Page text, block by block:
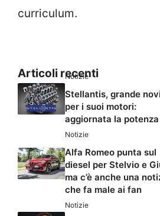
curriculum.
Articoli recenti
Notizie
Stellantis, grande
per i suoi motori:
aggiornata la potenza
Notizie
Alfa Romeo punta sul
diesel per Stelvio e
ma c’è anche una
che fa male ai fan
Notizie